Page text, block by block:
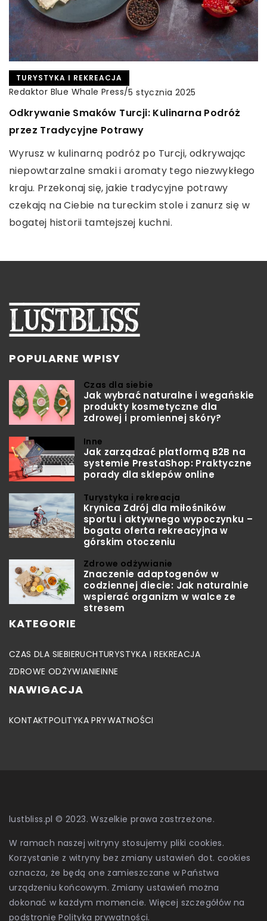
ZDROWE ODŻYWIANIE
Redaktor Blue Whale Press/6 maja 2026
Holistyczne podejście do zdrowia: Jak połączyć
trening, fizjoterapię i psychodietetykę dla
optymalnych rezultatów
Poznaj zintegrowane podejście do zdrowia,
łączące trening, fizjoterapię i psychodietetykę,
aby osiągnąć holistyczny dobrostan ciała i umysłu.
TURYSTYKA I REKREACJA
Redaktor Blue Whale Press/5 stycznia 2025
Odkrywanie Smaków Turcji: Kulinarna Podróż
przez Tradycyjne Potrawy
Wyrusz w kulinarną podróż po Turcji, odkrywając
niepowtarzalne smaki i aromaty tego niezwykłego
kraju. Przekonaj się, jakie tradycyjne potrawy
czekają na Ciebie na tureckim stole i zanurz się w
bogatej historii tamtejszej kuchni.
CZAS DLA SIEBIE
Redaktor Blue Whale Press/17 grudnia 2023
Jak wybrać idealny iPad dla siebie – poradnik
dla początkujących
Przewodnik krok po kroku pomagający wybrać
odpowiedni model iPada. Dowiedz się więcej o
różnorodności modeli i ich funkcjach, aby dokonać
najlepszego wyboru.
POPULARNE WPISY
Czas dla siebie
Jak wybrać naturalne i wegańskie
produkty kosmetyczne dla
zdrowej i promiennej skóry?
Inne
Jak zarządzać platformą B2B na
systemie PrestaShop: Praktyczne
porady dla sklepów online
Turystyka i rekreacja
Krynica Zdrój dla miłośników
sportu i aktywnego wypoczynku –
bogata oferta rekreacyjna w
górskim otoczeniu
Zdrowe odżywianie
Znaczenie adaptogenów w
codziennej diecie: Jak naturalnie
wspierać organizm w walce ze
stresem
KATEGORIE
CZAS DLA SIEBIERUCHTURYSTYKA I REKREACJA
ZDROWE ODŻYWIANIEINNE
NAWIGACJA
KONTAKTPOLITYKA PRYWATNOŚCI
lustbliss.pl © 2023. Wszelkie prawa zastrzeżone.
W ramach naszej witryny stosujemy pliki cookies.
Korzystanie z witryny bez zmiany ustawień dot. cookies
oznacza, że będą one zamieszczane w Państwa
urządzeniu końcowym. Zmiany ustawień można
dokonać w każdym momencie. Więcej szczegółów na
podstroniePolityka prywatności.